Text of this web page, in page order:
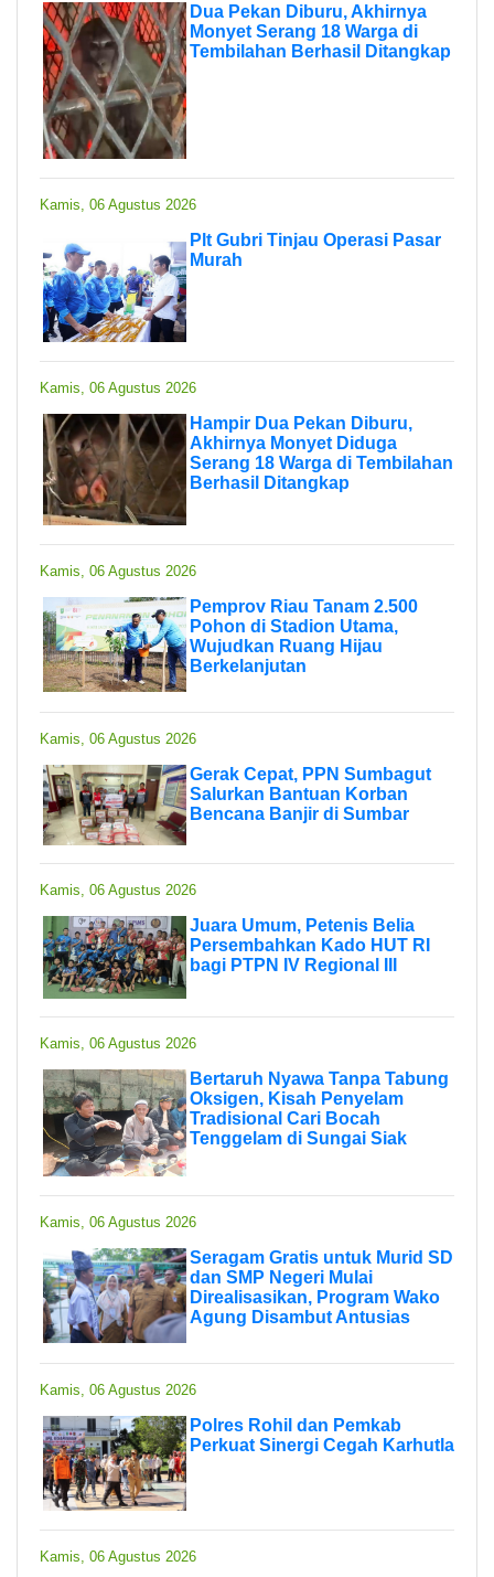
Dua Pekan Diburu, Akhirnya
Monyet Serang 18 Warga di
Tembilahan Berhasil Ditangkap
Kamis, 06 Agustus 2026
Plt Gubri Tinjau Operasi Pasar
Murah
Kamis, 06 Agustus 2026
Hampir Dua Pekan Diburu,
Akhirnya Monyet Diduga
Serang 18 Warga di Tembilahan
Berhasil Ditangkap
Kamis, 06 Agustus 2026
Pemprov Riau Tanam 2.500
Pohon di Stadion Utama,
Wujudkan Ruang Hijau
Berkelanjutan
Kamis, 06 Agustus 2026
Gerak Cepat, PPN Sumbagut
Salurkan Bantuan Korban
Bencana Banjir di Sumbar
Kamis, 06 Agustus 2026
Juara Umum, Petenis Belia
Persembahkan Kado HUT RI
bagi PTPN IV Regional III
Kamis, 06 Agustus 2026
Bertaruh Nyawa Tanpa Tabung
Oksigen, Kisah Penyelam
Tradisional Cari Bocah
Tenggelam di Sungai Siak
Kamis, 06 Agustus 2026
Seragam Gratis untuk Murid SD
dan SMP Negeri Mulai
Direalisasikan, Program Wako
Agung Disambut Antusias
Kamis, 06 Agustus 2026
Polres Rohil dan Pemkab
Perkuat Sinergi Cegah Karhutla
Kamis, 06 Agustus 2026